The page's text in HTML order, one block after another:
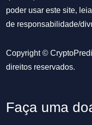
poder usar este site,
de responsabilidade/
Copyright ©
direitos reservados.
Faça uma